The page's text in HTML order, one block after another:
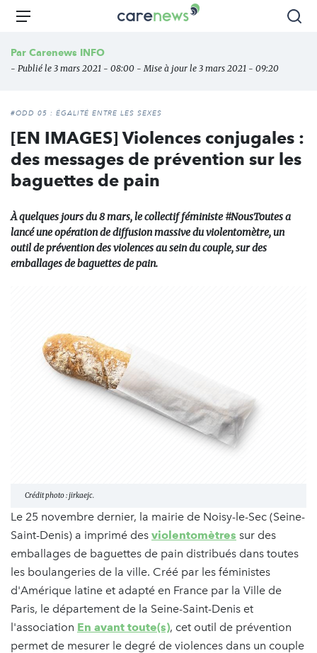
Aller
principal
Carenews,
des
l'engagement
Menu
Par Carenews INFO
- Publié le 3 mars 2021 - 08:00 - Mise à jour le 3 mars 2021 - 09:20
#ODD 05 : ÉGALITÉ ENTRE LES SEXES
[EN IMAGES] Violences conjugales :
des messages de prévention sur les
baguettes de pain
À quelques jours du 8 mars, le collectif féministe #NousToutes a
lancé une opération de diffusion massive du violentomètre, un
outil de prévention des violences au sein du couple, sur des
emballages de baguettes de pain.
Crédit photo : jirkaejc.
Le 25 novembre dernier, la mairie de Noisy-le-Sec (Seine-
Saint-Denis) a imprimé des violentomètres sur des
emballages de baguettes de pain distribués dans toutes
les boulangeries de la ville. Créé par les féministes
d'Amérique latine et adapté en France par la Ville de
Paris, le département de la Seine-Saint-Denis et
l'association En avant toute(s), cet outil de prévention
permet de mesurer le degré de violences dans un couple